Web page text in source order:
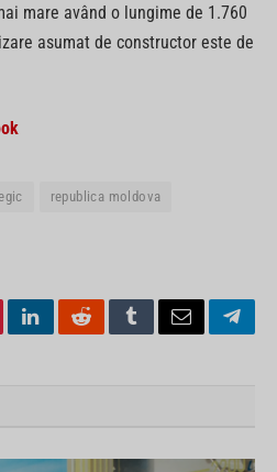
mare având o lungime de 1.760
asumat de constructor este de
republica moldova
LinkedInRedditTumblrEmail